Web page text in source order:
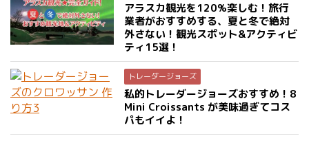
アラスカ観光を120%楽しむ！旅行
業者がおすすめする、夏と冬で絶対
外さない！観光スポット&アクティビ
ティ15選！
トレーダージョーズ
私的トレーダージョーズおすすめ！8
Mini Croissants が美味過ぎてコス
パもイイよ！